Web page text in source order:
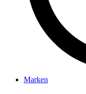
Marken